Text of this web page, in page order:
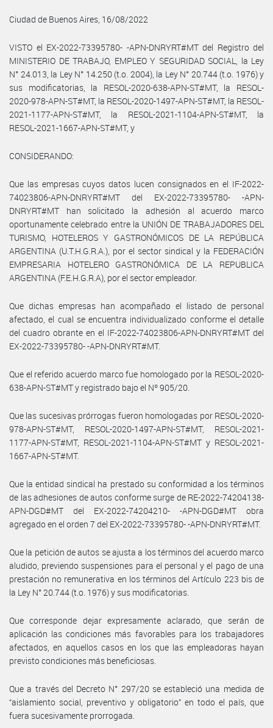
Ciudad de Buenos Aires, 16/08/2022
VISTO el EX-2022-73395780- -APN-DNRYRT#MT del Registro del
MINISTERIO DE TRABAJO, EMPLEO Y SEGURIDAD SOCIAL, la Ley
N° 24.013, la Ley N° 14.250 (t.o. 2004), la Ley N° 20.744 (t.o. 1976) y
sus modificatorias, la RESOL-2020-638-APN-ST#MT, la RESOL-
2020-978-APN-ST#MT, la RESOL-2020-1497-APN-ST#MT, la RESOL-
2021-1177-APN-ST#MT, la RESOL-2021-1104-APN-ST#MT, la
RESOL-2021-1667-APN-ST#MT, y
CONSIDERANDO:
Que las empresas cuyos datos lucen consignados en el IF-2022-
74023806-APN-DNRYRT#MT del EX-2022-73395780- -APN-
DNRYRT#MT han solicitado la adhesión al acuerdo marco
oportunamente celebrado entre la UNIÓN DE TRABAJADORES DEL
TURISMO, HOTELEROS Y GASTRONÓMICOS DE LA REPÚBLICA
ARGENTINA (U.T.H.G.R.A.), por el sector sindical y la FEDERACIÓN
EMPRESARIA HOTELERO GASTRONÓMICA DE LA REPUBLICA
ARGENTINA (F.E.H.G.R.A), por el sector empleador.
Que dichas empresas han acompañado el listado de personal
afectado, el cual se encuentra individualizado conforme el detalle
del cuadro obrante en el IF-2022-74023806-APN-DNRYRT#MT del
EX-2022-73395780- -APN-DNRYRT#MT.
Que el referido acuerdo marco fue homologado por la RESOL-2020-
638-APN-ST#MT y registrado bajo el Nº 905/20.
Que las sucesivas prórrogas fueron homologadas por RESOL-2020-
978-APN-ST#MT, RESOL-2020-1497-APN-ST#MT, RESOL-2021-
1177-APN-ST#MT, RESOL-2021-1104-APN-ST#MT y RESOL-2021-
1667-APN-ST#MT.
Que la entidad sindical ha prestado su conformidad a los términos
de las adhesiones de autos conforme surge de RE-2022-74204138-
APN-DGD#MT del EX-2022-74204210- -APN-DGD#MT obra
agregado en el orden 7 del EX-2022-73395780- -APN-DNRYRT#MT.
Que la petición de autos se ajusta a los términos del acuerdo marco
aludido, previendo suspensiones para el personal y el pago de una
prestación no remunerativa en los términos del Artículo 223 bis de
la Ley N° 20.744 (t.o. 1976) y sus modificatorias.
Que corresponde dejar expresamente aclarado, que serán de
aplicación las condiciones más favorables para los trabajadores
afectados, en aquellos casos en los que las empleadoras hayan
previsto condiciones más beneficiosas.
Que a través del Decreto N° 297/20 se estableció una medida de
“aislamiento social, preventivo y obligatorio” en todo el país, que
fuera sucesivamente prorrogada.